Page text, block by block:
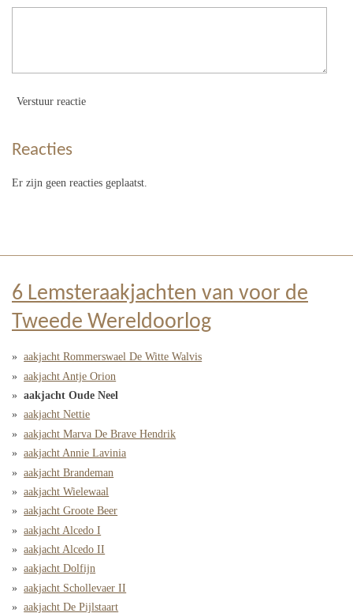
Verstuur reactie
Reacties
Er zijn geen reacties geplaatst.
6 Lemsteraakjachten van voor de
Tweede Wereldoorlog
aakjacht Rommerswael De Witte Walvis
aakjacht Antje Orion
aakjacht Oude Neel
aakjacht Nettie
aakjacht Marva De Brave Hendrik
aakjacht Annie Lavinia
aakjacht Brandeman
aakjacht Wielewaal
aakjacht Groote Beer
aakjacht Alcedo I
aakjacht Alcedo II
aakjacht Dolfijn
aakjacht Schollevaer II
aakjacht De Pijlstaart